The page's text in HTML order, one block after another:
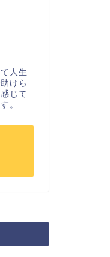
人生
けら
じて
。